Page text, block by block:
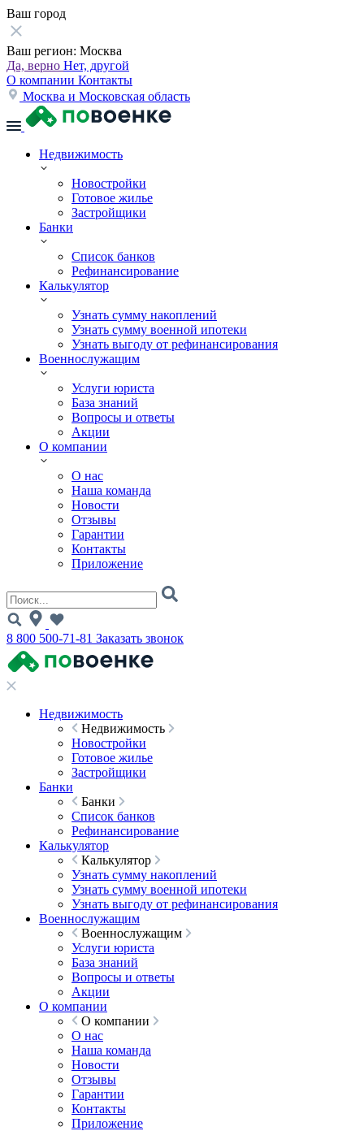
Ваш город
Ваш регион: Москва
Да, верно Нет, другой
О компании Контакты
Москва и Московская область
Недвижимость
Новостройки
Готовое жилье
Застройщики
Банки
Список банков
Рефинансирование
Калькулятор
Узнать сумму накоплений
Узнать сумму военной ипотеки
Узнать выгоду от рефинансирования
Военнослужащим
Услуги юриста
База знаний
Вопросы и ответы
Акции
О компании
О нас
Наша команда
Новости
Отзывы
Гарантии
Контакты
Приложение
8 800 500-71-81 Заказать звонок
Недвижимость
Недвижимость
Новостройки
Готовое жилье
Застройщики
Банки
Банки
Список банков
Рефинансирование
Калькулятор
Калькулятор
Узнать сумму накоплений
Узнать сумму военной ипотеки
Узнать выгоду от рефинансирования
Военнослужащим
Военнослужащим
Услуги юриста
База знаний
Вопросы и ответы
Акции
О компании
О компании
О нас
Наша команда
Новости
Отзывы
Гарантии
Контакты
Приложение